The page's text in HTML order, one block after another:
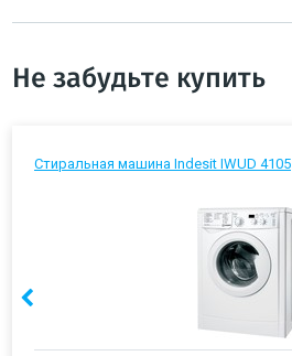
Не забудьте купить
Стиральная машина Indesit IWUD 4105